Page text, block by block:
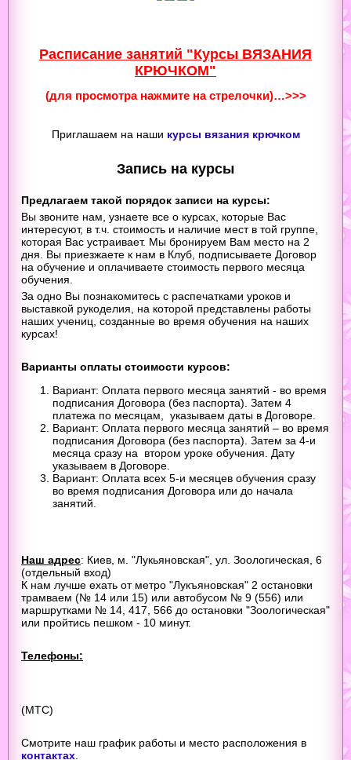
Расписание занятий "Курсы ВЯЗАНИЯ
КРЮЧКОМ"
(для просмотра нажмите на стрелочки)…>>>
Приглашаем на наши курсы вязания крючком
Запись на курсы
Предлагаем такой порядок записи на курсы:
Вы звоните нам, узнаете все о курсах, которые Вас
интересуют, в т.ч. стоимость и наличие мест в той группе,
которая Вас устраивает. Мы бронируем Вам место на 2
дня. Вы приезжаете к нам в Клуб, подписываете Договор
на обучение и оплачиваете стоимость первого месяца
обучения.
За одно Вы познакомитесь с распечатками уроков и
выставкой рукоделия, на которой представлены работы
наших учениц, созданные во время обучения на наших
курсах!
Варианты оплаты стоимости курсов:
Вариант: Оплата первого месяца занятий - во время
подписания Договора (без паспорта). Затем 4
платежа по месяцам, указываем даты в Договоре.
Вариант: Оплата первого месяца занятий – во время
подписания Договора (без паспорта). Затем за 4-и
месяца сразу на втором уроке обучения. Дату
указываем в Договоре.
Вариант: Оплата всех 5-и месяцев обучения сразу
во время подписания Договора или до начала
занятий.
Наш адрес: Киев, м. "Лукьяновская", ул. Зоологическая, 6
(отдельный вход)
К нам лучше ехать от метро "Лукъяновская" 2 остановки
трамваем (№ 14 или 15) или автобусом № 9 (556) или
маршрутками № 14, 417, 566 до остановки "Зоологическая"
или пройтись пешком - 10 минут.
Телефоны:
(МТС)
Смотрите наш график работы и место расположения в
контактах.